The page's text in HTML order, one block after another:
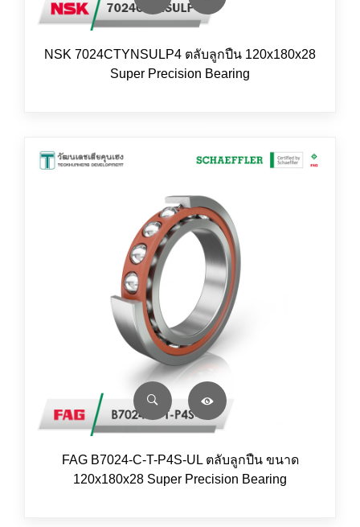
NSK 7024CTYNSULP4 ตลับลูกปืน 120x180x28
Super Precision Bearing
FAG B7024-C-T-P4S-UL ตลับลูกปืน ขนาด
120x180x28 Super Precision Bearing